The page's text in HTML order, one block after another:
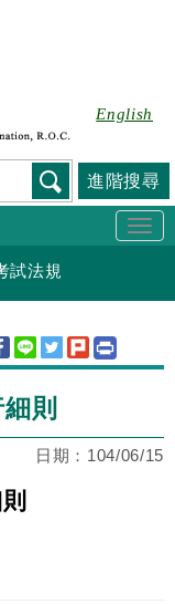
English
進階搜尋
試法規
則
日期： 104/06/15